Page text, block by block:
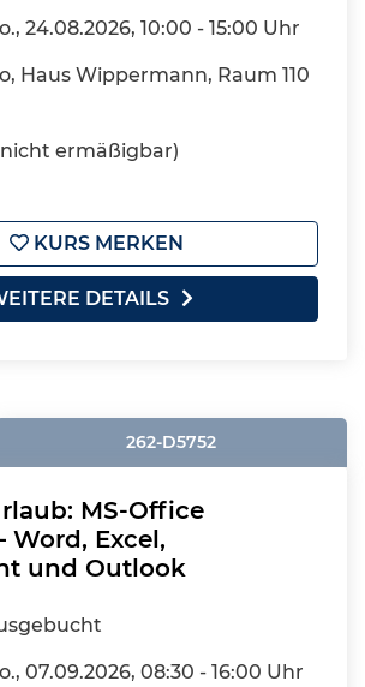
, 24.08.2026, 10:00 - 15:00 Uhr
Haus Wippermann, Raum 110
ermäßigbar)
KURS MERKEN
DETAILS
262-D5752
MS-Office
Word, Excel,
und Outlook
, 07.09.2026, 08:30 - 16:00 Uhr